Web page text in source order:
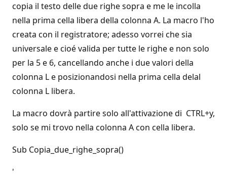
copia il testo delle due righe sopra e me le incolla
nella prima cella libera della colonna A. La macro l'ho
creata con il registratore; adesso vorrei che sia
universale e cioé valida per tutte le righe e non solo
per la 5 e 6, cancellando anche i due valori della
colonna L e posizionandosi nella prima cella delal
colonna L libera.
La macro dovrà partire solo all'attivazione di CTRL+y,
solo se mi trovo nella colonna A con cella libera.
Sub Copia_due_righe_sopra()
'